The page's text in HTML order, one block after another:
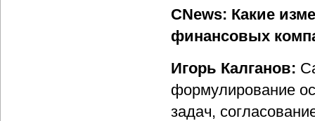
CNews: Какие
финансовых
Игорь Калганов:
формулирование
задач,